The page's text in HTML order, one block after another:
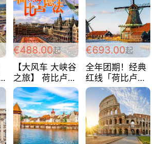
€488.00起
【大风车 大峡谷
之旅】 荷比卢德
法 巴黎上下 经
典五国四日游
488欧/人
€693.00起
全年团期！经典
红线「荷比卢德
法」七天循环 五
国 仅售99欧/人/
天！巴黎上下！
包拼房~